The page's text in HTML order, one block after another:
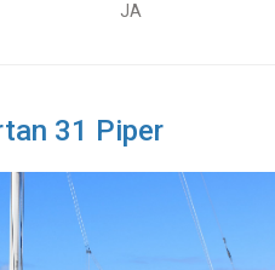
JA
31 Piper